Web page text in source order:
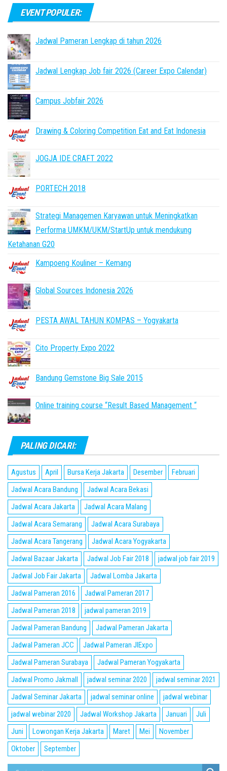
EVENT POPULER:
Jadwal Pameran Lengkap di tahun 2026
Jadwal Lengkap Job fair 2026 (Career Expo Calendar)
Campus Jobfair 2026
Drawing & Coloring Competition Eat and Eat Indonesia
JOGJA IDE CRAFT 2022
PORTECH 2018
Strategi Managemen Karyawan untuk Meningkatkan
Performa UMKM/UKM/StartUp untuk mendukung
Ketahanan G20
Kampoeng Kouliner – Kemang
Global Sources Indonesia 2026
PESTA AWAL TAHUN KOMPAS – Yogyakarta
Cito Property Expo 2022
Bandung Gemstone Big Sale 2015
Online training course “Result Based Management “
PALING DICARI:
Agustus April Bursa Kerja Jakarta Desember
Februari
Jadwal Acara Bandung
Jadwal Acara Bekasi
Jadwal Acara Jakarta
Jadwal Acara Malang
Jadwal Acara Semarang
Jadwal Acara Surabaya
Jadwal Acara Tangerang
Jadwal Acara Yogyakarta
Jadwal Bazaar Jakarta
Jadwal Job Fair 2018
jadwal job fair 2019
Jadwal Job Fair Jakarta
Jadwal Lomba Jakarta
Jadwal Pameran 2016
Jadwal Pameran 2017
Jadwal Pameran 2018
jadwal pameran 2019
Jadwal Pameran Bandung
Jadwal Pameran Jakarta
Jadwal Pameran JCC
Jadwal Pameran JIExpo
Jadwal Pameran Surabaya
Jadwal Pameran Yogyakarta
Jadwal Promo Jakmall
jadwal seminar 2020
jadwal seminar 2021
Jadwal Seminar Jakarta
jadwal seminar online
jadwal webinar
jadwal webinar 2020
Jadwal Workshop Jakarta Januari
Juli
Juni
Lowongan Kerja Jakarta Maret Mei
November
Oktober
September